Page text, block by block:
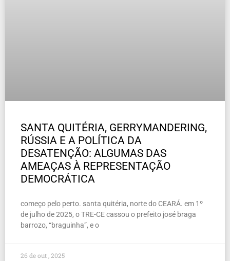
SANTA QUITÉRIA, GERRYMANDERING,
RÚSSIA E A POLÍTICA DA
DESATENÇÃO: ALGUMAS DAS
AMEAÇAS À REPRESENTAÇÃO
DEMOCRÁTICA
começo pelo perto. santa quitéria, norte do CEARÁ. em 1º
de julho de 2025, o TRE-CE cassou o prefeito josé braga
barrozo, “braguinha”, e o
26 de out , 2025